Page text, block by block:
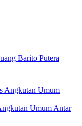
Barito Putera
Umum Antar